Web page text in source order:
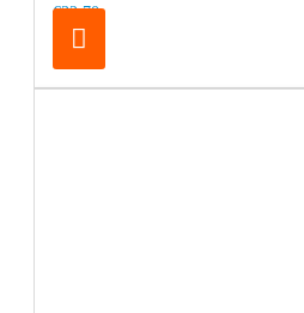
€32,70